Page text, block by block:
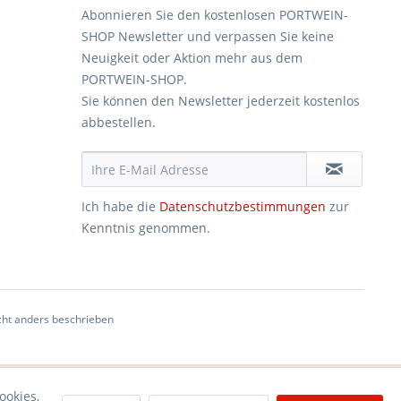
Abonnieren Sie den kostenlosen PORTWEIN-
SHOP Newsletter und verpassen Sie keine
Neuigkeit oder Aktion mehr aus dem
PORTWEIN-SHOP.
Sie können den Newsletter jederzeit kostenlos
abbestellen.
Ich habe die Datenschutzbestimmungen zur
Kenntnis genommen.
anders beschrieben